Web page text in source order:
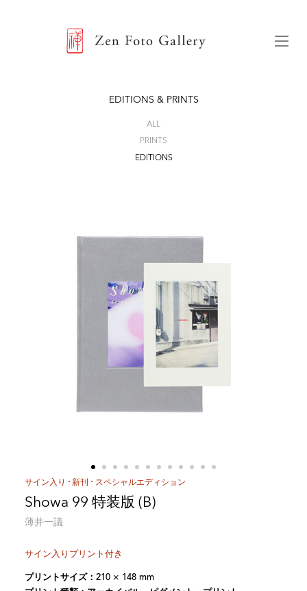
EDITIONS & PRINTS
ALL
PRINTS
EDITIONS
サイン入り 新刊 スペシャルエディション
Showa 99 特装版 (B)
薄井一議
サイン入りプリント付き
プリントサイズ：210 × 148 mm